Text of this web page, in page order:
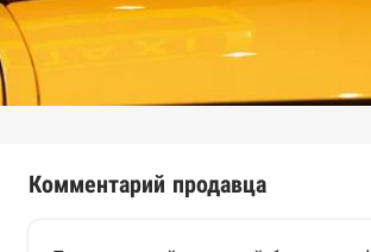
Комментарий продавца